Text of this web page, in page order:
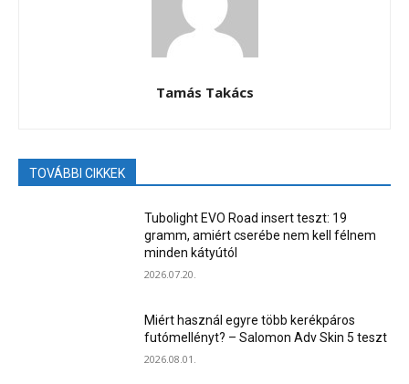
Tamás Takács
TOVÁBBI CIKKEK
Tubolight EVO Road insert teszt: 19
gramm, amiért cserébe nem kell félnem
minden kátyútól
2026.07.20.
Miért használ egyre több kerékpáros
futómellényt? – Salomon Adv Skin 5 teszt
2026.08.01.